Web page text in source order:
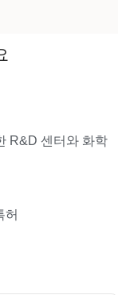
R&D 센터와 화학
허